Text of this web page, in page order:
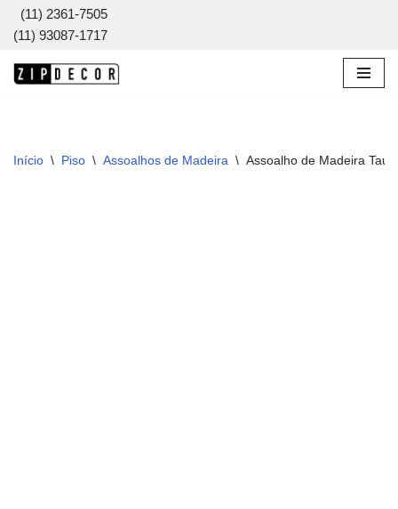
Pular
para
(11) 2361-7505
(11) 93087-1717
Início \ Piso \ Assoalhos de Madeira \ Assoalho de Madeira